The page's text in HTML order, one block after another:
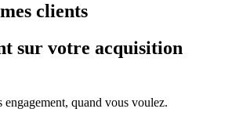
clients
sur votre acquisition
engagement, quand vous voulez.